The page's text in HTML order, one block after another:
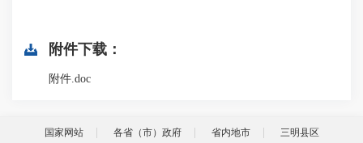
附件下载：
附件.doc
国家网站 各省（市）政府 省内地市 三明县区